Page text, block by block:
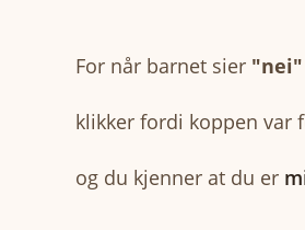
For når barnet sier "nei"
klikker fordi koppen var
og du kjenner at du er